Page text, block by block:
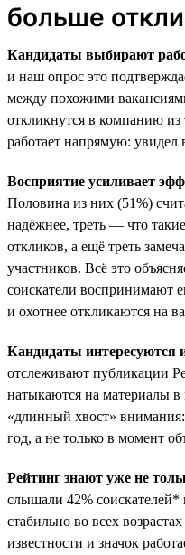
больше
Кандидаты выбирают
и наш опрос это
между похожими
откликнутся в компанию
работает напрямую:
Восприятие усиливает
Половина из них (51%)
надёжнее, треть — что
откликов, а ещё треть
участников. Всё это
соискатели воспринимают
и охотнее откликаются на
Кандидаты интересуются
отслеживают публикации
натыкаются на материалы
«длинный хвост»
год, а не только в момент
Рейтинг знают уже не
слышали 42% соискателей*
стабильно во всех
известности и значок